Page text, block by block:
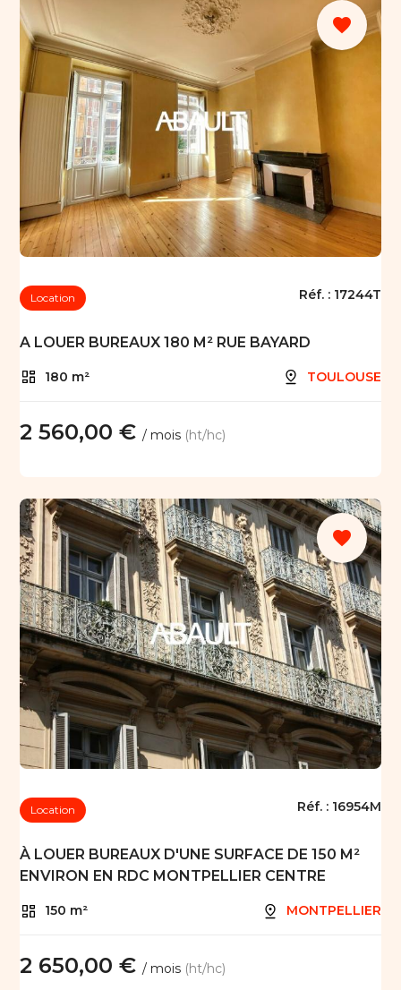
favorite
Location Réf. : 17244T
A LOUER BUREAUX 180 M² RUE BAYARD
180 m² TOULOUSE
2 560,00 €/ mois (ht/hc)
favorite
Location Réf. : 16954M
À LOUER BUREAUX D'UNE SURFACE DE 150 M²
ENVIRON EN RDC MONTPELLIER CENTRE
150 m² MONTPELLIER
2 650,00 €/ mois (ht/hc)